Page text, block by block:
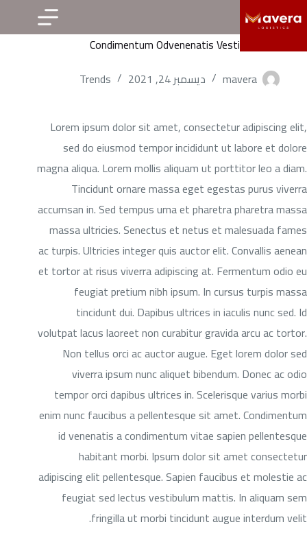
التجاوز
إلى
المحتوى
Condimentum Odvenenatis Vestibulum Dapibus
mavera
ديسمبر 24, 2021 Trends
Lorem ipsum dolor sit amet, consectetur adipiscing elit,
sed do eiusmod tempor incididunt ut labore et dolore
magna aliqua. Lorem mollis aliquam ut porttitor leo a diam.
Tincidunt ornare massa eget egestas purus viverra
accumsan in. Sed tempus urna et pharetra pharetra massa
massa ultricies. Senectus et netus et malesuada fames
ac turpis. Ultricies integer quis auctor elit. Convallis aenean
et tortor at risus viverra adipiscing at. Fermentum odio eu
feugiat pretium nibh ipsum. In cursus turpis massa
tincidunt dui. Dapibus ultrices in iaculis nunc sed. Id
volutpat lacus laoreet non curabitur gravida arcu ac tortor.
Non tellus orci ac auctor augue. Eget lorem dolor sed
viverra ipsum nunc aliquet bibendum. Donec ac odio
tempor orci dapibus ultrices in. Scelerisque varius morbi
enim nunc faucibus a pellentesque sit amet. Condimentum
id venenatis a condimentum vitae sapien pellentesque
habitant morbi. Ipsum dolor sit amet consectetur
adipiscing elit pellentesque. Sapien faucibus et molestie ac
feugiat sed lectus vestibulum mattis. In aliquam sem
fringilla ut morbi tincidunt augue interdum velit.